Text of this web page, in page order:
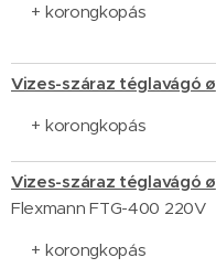
+ korongkopás
Vizes-száraz téglavágó ø
+ korongkopás
Vizes-száraz téglavágó ø
Flexmann FTG-400 220V
+ korongkopás